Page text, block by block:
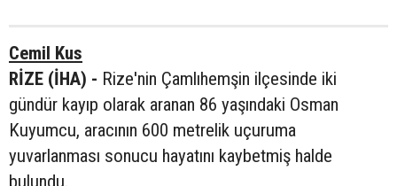
Cemil Kus
RİZE (İHA) - Rize'nin Çamlıhemşin ilçesinde iki
gündür kayıp olarak aranan 86 yaşındaki Osman
Kuyumcu, aracının 600 metrelik uçuruma
yuvarlanması sonucu hayatını kaybetmiş halde